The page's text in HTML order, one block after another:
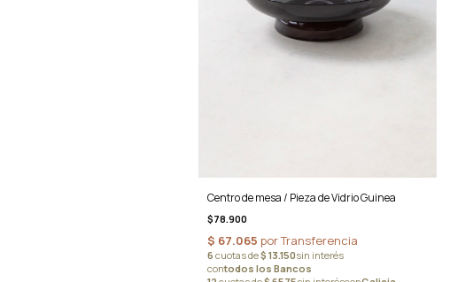
Centro de mesa / Pieza de Vidrio Guinea
$78.900